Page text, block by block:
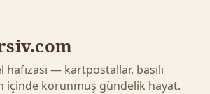
— kartpostallar, basılı
içinde korunmuş gündelik hayat.